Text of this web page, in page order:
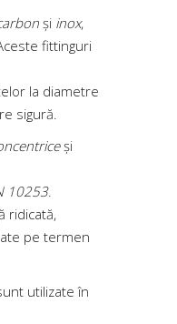
și inox,
fittinguri
la diametre
sigură.
și
10253.
ridicată,
pe termen
utilizate în